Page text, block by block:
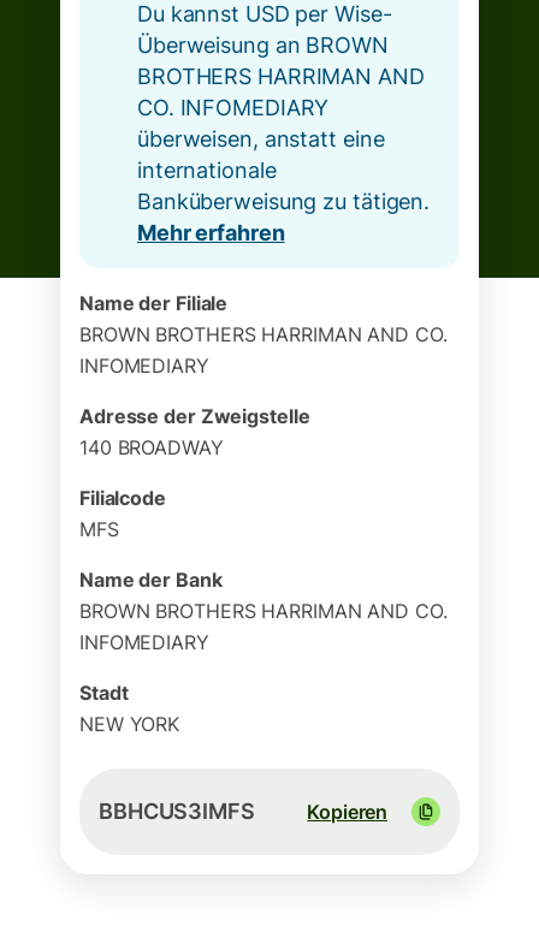
Du kannst USD per Wise-
Überweisung an BROWN
BROTHERS HARRIMAN AND
CO. INFOMEDIARY
überweisen, anstatt eine
internationale
Banküberweisung zu tätigen.
Mehr erfahren
Name der Filiale
BROWN BROTHERS HARRIMAN AND CO.
INFOMEDIARY
Adresse der Zweigstelle
140 BROADWAY
Filialcode
MFS
Name der Bank
BROWN BROTHERS HARRIMAN AND CO.
INFOMEDIARY
Stadt
NEW YORK
BBHCUS3IMFS Kopieren